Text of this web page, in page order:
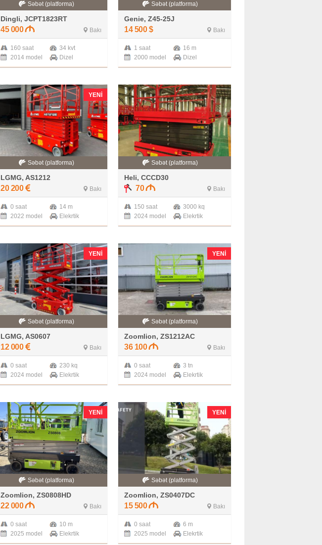
Səbət (platforma)
Dingli, JCPT1823RT
45 000 Bakı
160 saat
34 kvt
2014 model
Dizel
Səbət (platforma)
Genie, Z45-25J
14 500 $ Bakı
1 saat
16 m
2000 model
Dizel
YENI
Səbət (platforma)
LGMG, AS1212
20 200 Bakı
0 saat
14 m
2022 model
Elekrtik
Səbət (platforma)
Heli, CCCD30
70 Bakı
150 saat
3000 kq
2024 model
Elekrtik
YENI
Səbət (platforma)
LGMG, AS0607
12 000 Bakı
0 saat
230 kq
2024 model
Elekrtik
YENI
Səbət (platforma)
Zoomlion, ZS1212AC
36 100 Bakı
0 saat
3 tn
2024 model
Elekrtik
YENI
Səbət (platforma)
Zoomlion, ZS0808HD
22 000 Bakı
0 saat
10 m
2025 model
Elekrtik
YENI
Səbət (platforma)
Zoomlion, ZS0407DC
15 500 Bakı
0 saat
6 m
2025 model
Elekrtik